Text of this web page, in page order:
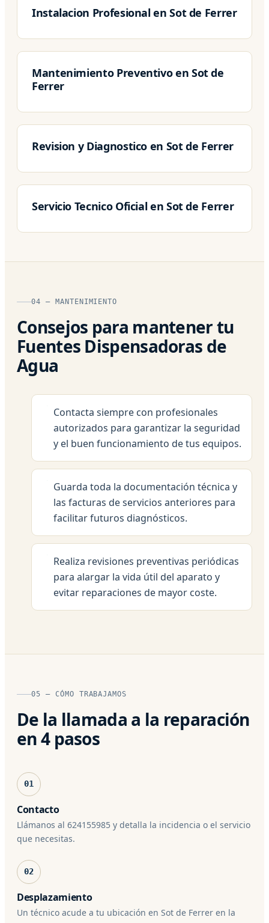
Instalacion Profesional en Sot de Ferrer
Mantenimiento Preventivo en Sot de
Ferrer
Revision y Diagnostico en Sot de Ferrer
Servicio Tecnico Oficial en Sot de Ferrer
04 — MANTENIMIENTO
Consejos para mantener tu
Fuentes Dispensadoras de
Agua
Contacta siempre con profesionales
autorizados para garantizar la seguridad
y el buen funcionamiento de tus equipos.
Guarda toda la documentación técnica y
las facturas de servicios anteriores para
facilitar futuros diagnósticos.
Realiza revisiones preventivas periódicas
para alargar la vida útil del aparato y
evitar reparaciones de mayor coste.
05 — CÓMO TRABAJAMOS
De la llamada a la reparación
en 4 pasos
01
Contacto
Llámanos al 624155985 y detalla la incidencia o el servicio
que necesitas.
02
Desplazamiento
Un técnico acude a tu ubicación en Sot de Ferrer en la